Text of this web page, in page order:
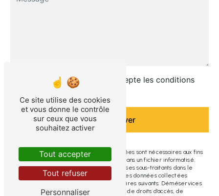
En cochant cette case, j'accepte les conditions
particulières ci-dessous **
Envoyer
** Les données personnelles communiquées sont nécessaires aux fins
de vous contacter et sont enregistrées dans un fichier informatisé.
Elles sont destinées à Déméservices et ses sous-traitants dans le
seul but de répondre à votre message. Les données collectées
seront communiquées aux seuls destinataires suivants: Déméservices
contact@demeservices.fr. Vous disposez de droits d’accès, de
Ce site utilise des cookies
et vous donne le contrôle
sur ceux que vous
souhaitez activer
Tout accepter
Tout refuser
Personnaliser